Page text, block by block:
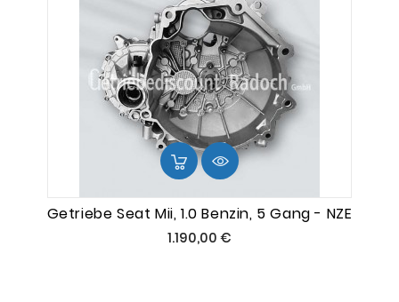
Getriebe Seat Mii, 1.0 Benzin, 5 Gang - NZE
1.190,00 €